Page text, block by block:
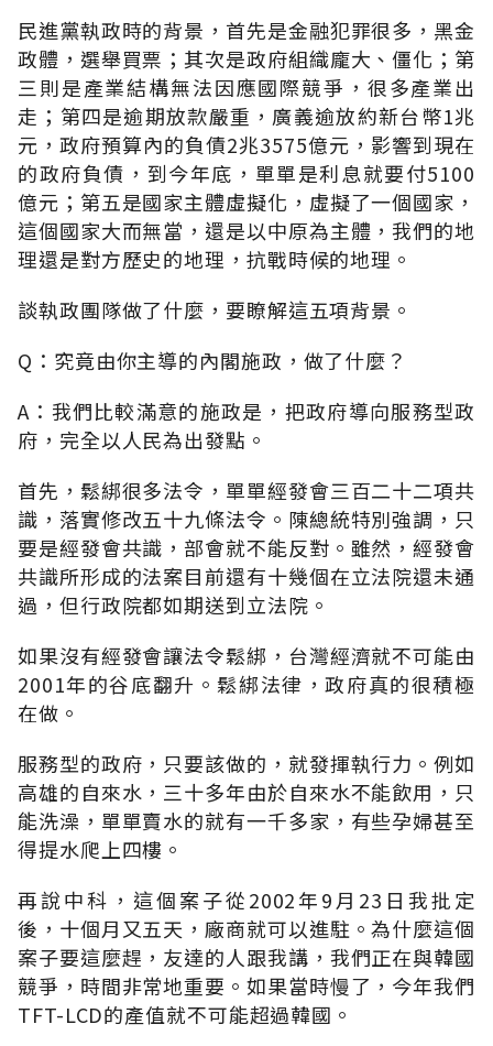
民進黨執政時的背景，首先是金融犯罪很多，黑金
政體，選舉買票；其次是政府組織龐大、僵化；第
三則是產業結構無法因應國際競爭，很多產業出
走；第四是逾期放款嚴重，廣義逾放約新台幣1兆
元，政府預算內的負債2兆3575億元，影響到現在
的政府負債，到今年底，單單是利息就要付5100
億元；第五是國家主體虛擬化，虛擬了一個國家，
這個國家大而無當，還是以中原為主體，我們的地
理還是對方歷史的地理，抗戰時候的地理。
談執政團隊做了什麼，要瞭解這五項背景。
Q：究竟由你主導的內閣施政，做了什麼？
A：我們比較滿意的施政是，把政府導向服務型政
府，完全以人民為出發點。
首先，鬆綁很多法令，單單經發會三百二十二項共
識，落實修改五十九條法令。陳總統特別強調，只
要是經發會共識，部會就不能反對。雖然，經發會
共識所形成的法案目前還有十幾個在立法院還未通
過，但行政院都如期送到立法院。
如果沒有經發會讓法令鬆綁，台灣經濟就不可能由
2001年的谷底翻升。鬆綁法律，政府真的很積極
在做。
服務型的政府，只要該做的，就發揮執行力。例如
高雄的自來水，三十多年由於自來水不能飲用，只
能洗澡，單單賣水的就有一千多家，有些孕婦甚至
得提水爬上四樓。
再說中科，這個案子從2002年9月23日我批定
後，十個月又五天，廠商就可以進駐。為什麼這個
案子要這麼趕，友達的人跟我講，我們正在與韓國
競爭，時間非常地重要。如果當時慢了，今年我們
TFT-LCD的產值就不可能超過韓國。